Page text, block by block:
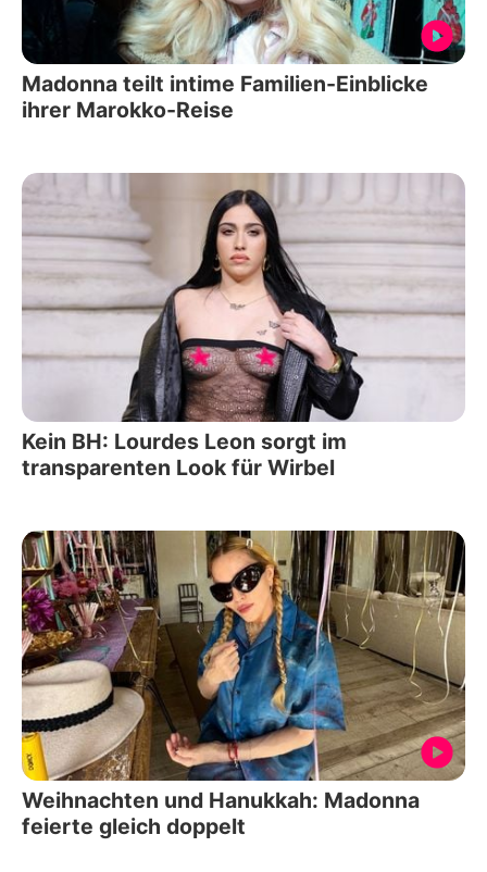
Madonna teilt intime Familien-Einblicke
ihrer Marokko-Reise
Kein BH: Lourdes Leon sorgt im
transparenten Look für Wirbel
Weihnachten und Hanukkah: Madonna
feierte gleich doppelt